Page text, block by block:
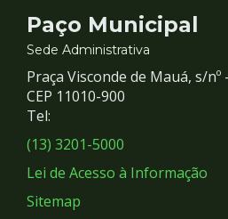
Contato
e
Redes
Sociais
Paço Municipal
Sede Administrativa
Praça Visconde de Mauá, s/nº
CEP 11010-900
Tel:
(13) 3201-5000
Lei de Acesso à Informação
Sitemap